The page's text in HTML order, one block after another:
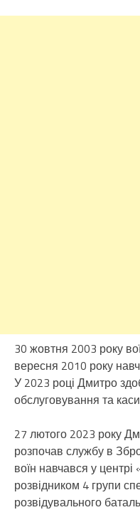
30 жовтня 2003 року
вересня 2010 року
У 2023 році Дмитро
обслуговування та
27 лютого 2023 року
розпочав службу в
воїн навчався у
розвідником 4 групи
розвідувального